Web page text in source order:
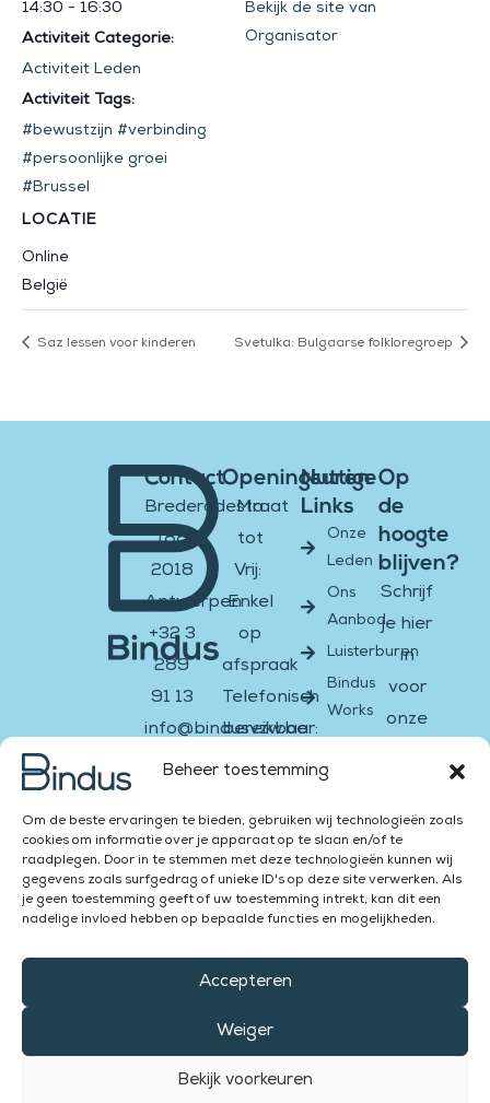
Beheer toestemming
Om de beste ervaringen te bieden, gebruiken wij technologieën zoals
cookies om informatie over je apparaat op te slaan en/of te
raadplegen. Door in te stemmen met deze technologieën kunnen wij
gegevens zoals surfgedrag of unieke ID's op deze site verwerken. Als
je geen toestemming geeft of uw toestemming intrekt, kan dit een
nadelige invloed hebben op bepaalde functies en mogelijkheden.
Accepteren
Weiger
Bekijk voorkeuren
14:30 - 16:30
Activiteit Categorie:
Activiteit Leden
Activiteit Tags:
#bewustzijn #verbinding
#persoonlijke groei
#Brussel
LOCATIE
Online
België
Bekijk de site van
Organisator
Saz lessen voor kinderen Svetulka: Bulgaarse folkloregroep
Contact
Brederodestraat
188
2018
Antwerpen
+32 3
289
91 13
info@bindusvzw.be
BE0451.931.908
f
in
Openingsuren
Ma
tot
Vrij:
Enkel
op
afspraak
Telefonisch
bereikbaar:
Ma &
13:00
–
16:00
Za &
gesloten
Nuttige
Links
Onze
Leden
Ons
Aanbod
Luisterburen
Bindus
Works
Op
de
hoogte
blijven?
Schrijf
je hier
in
voor
onze
Versturen